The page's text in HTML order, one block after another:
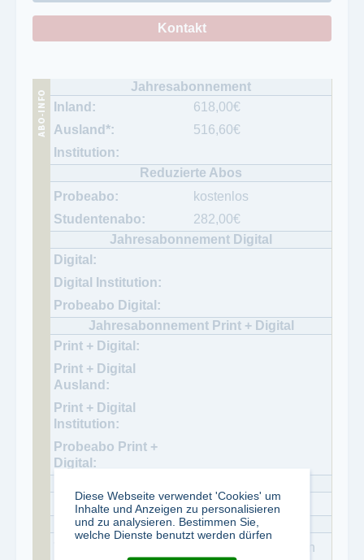
Kontakt
618,00€
516,60€
kostenlos
282,00€
18,80€
freitags 50 Ausgaben
Diese Webseite verwendet 'Cookies' um
Inhalte und Anzeigen zu personalisieren
und zu analysieren. Bestimmen Sie,
welche Dienste benutzt werden dürfen